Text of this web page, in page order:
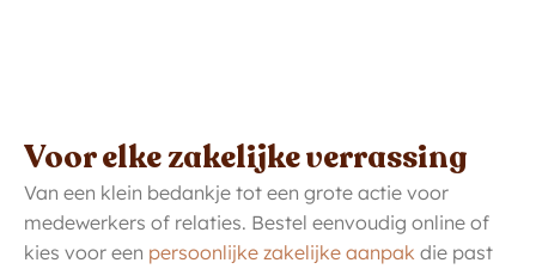
Voor elke zakelijke verrassing
Van een klein bedankje tot een grote actie voor
medewerkers of relaties. Bestel eenvoudig online of
kies voor een persoonlijke zakelijke aanpak die past